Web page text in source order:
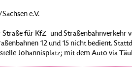
e.V.
für KfZ- und Straßenbahnverkehr
12 und 15 nicht bedient.
Johannisplatz; mit dem Auto via